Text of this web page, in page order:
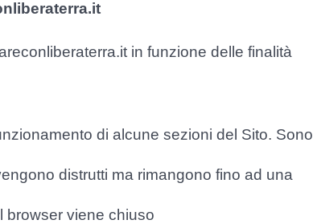
in funzione delle finalità
di alcune sezioni del Sito. Sono
distrutti ma rimangono fino ad una
viene chiuso